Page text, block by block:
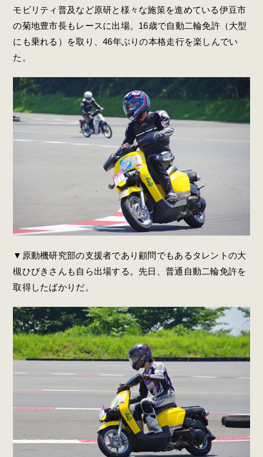
モビリティ普及など原研と様々な施策を進めている伊豆市
の菊地豊市長もレースに出場。16歳で自動二輪免許（大型
にも乗れる）を取り、46年ぶりの本格走行を楽しんでい
た。
▼原動機研究部の支援者であり顧問でもあるタレントの大
槻ひびきさんも自ら出場する。先日、普通自動二輪免許を
取得したばかりだ。